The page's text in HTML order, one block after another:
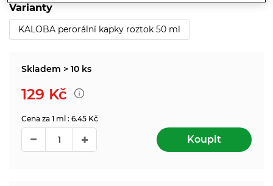
Varianty
KALOBA perorální kapky roztok 50 ml
Skladem > 10 ks
129 Kč
Cena za 1 ml : 6.45 Kč
Koupit